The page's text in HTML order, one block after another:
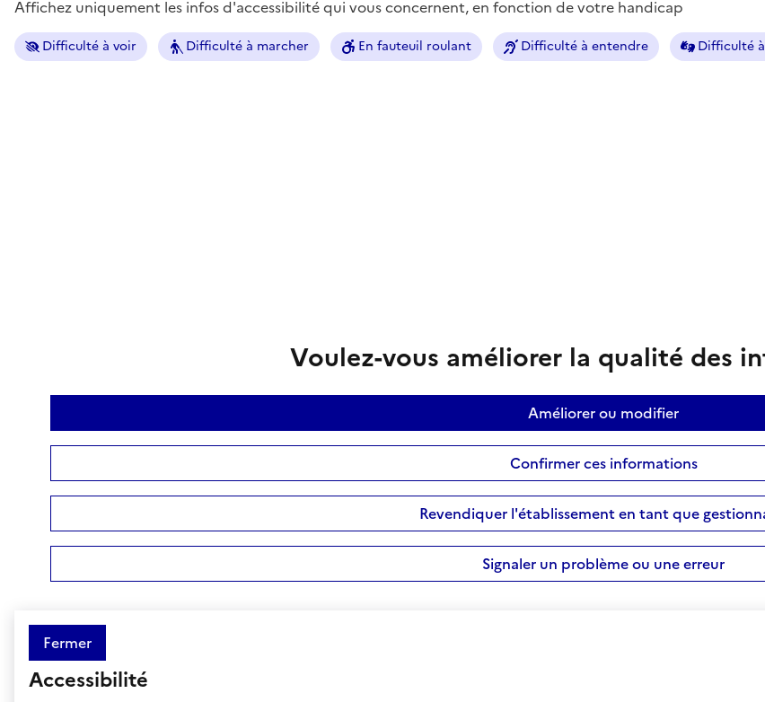
Affichez uniquement les infos d'accessibilité qui vous concernent, en fonction de votre handicap
Difficulté à voir Difficulté à marcher En fauteuil roulant Difficulté à entendre Difficulté
Voulez-vous améliorer la qualité des
Améliorer ou modifier
Confirmer ces informations
Revendiquer l'établissement en tant que
Signaler un problème ou une erreur
Fermer
Accessibilité